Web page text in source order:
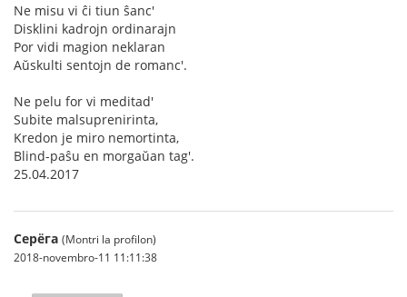
Ne misu vi ĉi tiun ŝanc'
Disklini kadrojn ordinarajn
Por vidi magion neklaran
Aŭskulti sentojn de romanc'.
Ne pelu for vi meditad'
Subite malsuprenirinta,
Kredon je miro nemortinta,
Blind-paŝu en morgaŭan tag'.
25.04.2017
Серёга (Montri la profilon)
2018-novembro-11 11:11:38